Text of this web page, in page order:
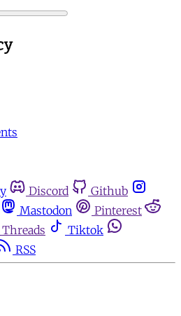
Discord
Github
Mastodon
Pinterest
Threads
Tiktok
RSS